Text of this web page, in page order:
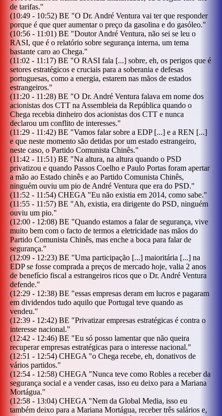
de tarifas."
(10:49 - 10:52) BE "O Dr. André Ventura vai ter que responder
porque é que quer aumentar o preço da gasolina e do gasóleo."
(10:56 - 11:01) BE "Doutor André Ventura, não sei se leu o
RASI, que é o relatório sobre segurança interna, um tema
bastante caro ao Chega."
(11:02 - 11:17) BE "O RASI fala [...] sobre, eh, os perigos que é
setores estratégicos e cruciais para a soberania e defesas
portuguesas, como a energia, estarem nas mãos de estados
estrangeiros."
(11:20 - 11:28) BE "O Dr. André Ventura falava em nome dos
acionistas dos CTT na Assembleia da República quando o
Chega recebia dinheiro dos acionistas dos CTT e nunca
declarou um conflito de interesses."
(11:29 - 11:42) BE "Vamos falar sobre a EDP [...] e a REN [...]
e que neste momento são detidas por um estado estrangeiro,
neste caso, o Partido Comunista Chinês."
(11:42 - 11:51) BE "Na altura, na altura quando o PSD
privatizou e quando Passos Coelho e Paulo Portas foram apertar
a mão ao Estado chinês e ao Partido Comunista Chinês,
ninguém ouviu um pio de André Ventura que era do PSD."
(11:52 - 11:54) CHEGA "Eu não existia em 2014, como sabe."
(11:55 - 11:57) BE "Ah, existia, era dirigente do PSD, ninguém
ouviu um pio."
(12:00 - 12:08) BE "Quando estamos a falar de segurança, vive
muito bem com o facto de termos a eletricidade nas mãos do
Partido Comunista Chinês, mas enche a boca para falar de
segurança."
(12:09 - 12:23) BE "Uma participação [...] maioritária [...] na
EDP se fosse comprada a preços de mercado hoje, valia 2 anos
de benefício fiscal a estrangeiros ricos que o Dr. André Ventura
defende."
(12:29 - 12:38) BE "essas empresas deram em lucros e pagaram
em dividendos tudo aquilo que Portugal teve quando as
vendeu."
(12:39 - 12:42) BE "Privatizar empresas estratégicas é contra o
interesse nacional."
(12:42 - 12:46) BE "Eu só posso lamentar que não queira
recuperar empresas estratégicas para o interesse nacional."
(12:51 - 12:54) CHEGA "o Chega recebe, eh, donativos de
vários partidos."
(12:54 - 12:58) CHEGA "Nunca teve como Robles a receber da
segurança social e a vender casas, isso eu deixo para a Mariana
Mortágua."
(12:58 - 13:04) CHEGA "Nem da Global Media, isso eu
também deixo para a Mariana Mortágua, receber três salários e,